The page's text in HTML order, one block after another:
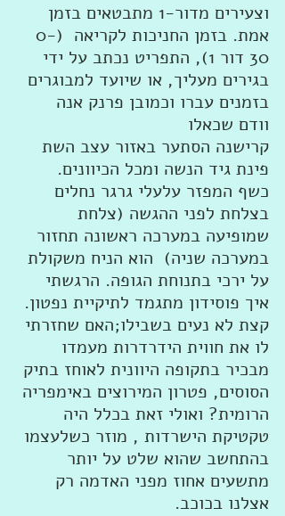
וצעירים מדור-1 מתבטאים בזמן
אמת. בזמן החניכות לקריאה  (0-
30 דור 1), התפריט נכתב על ידי
בגירים מעליך, או שיועד למבוגרים
בזמנים עברו וכמובן פרנק אנה
וודם שכאלו
קרישנה הסתער באזור עצב השת
פינת גיד הנשה ומכל הכיוונים.
כשף המפזר עלעלי גרגר נחלים
בצלחת לפני ההגשה (צלחת
שמופיעה במערכה ראשונה תחזור
במערכה שניה)  הוא הניח משקולת
על ירכי בתנוחת הגופה. הרגשתי
איך פוסידון מתגמד לתיקיית נפטון.
קצת לא נעים בשבילו;האם שחזרתי
לו את חווית הידרדרות מעמדו
מבכיר בתקופה היוונית לאוחז בתיק
הסוסים, פטרון המירוצים באימפריה
הרומית? ואולי זאת בכלל היה
טקטיקת הישרדות , מוזר כשלעצמו
בהתחשב שהוא שלט על יותר
מתשעים אחוז מפני האדמה רק
אצלנו בכוכב.